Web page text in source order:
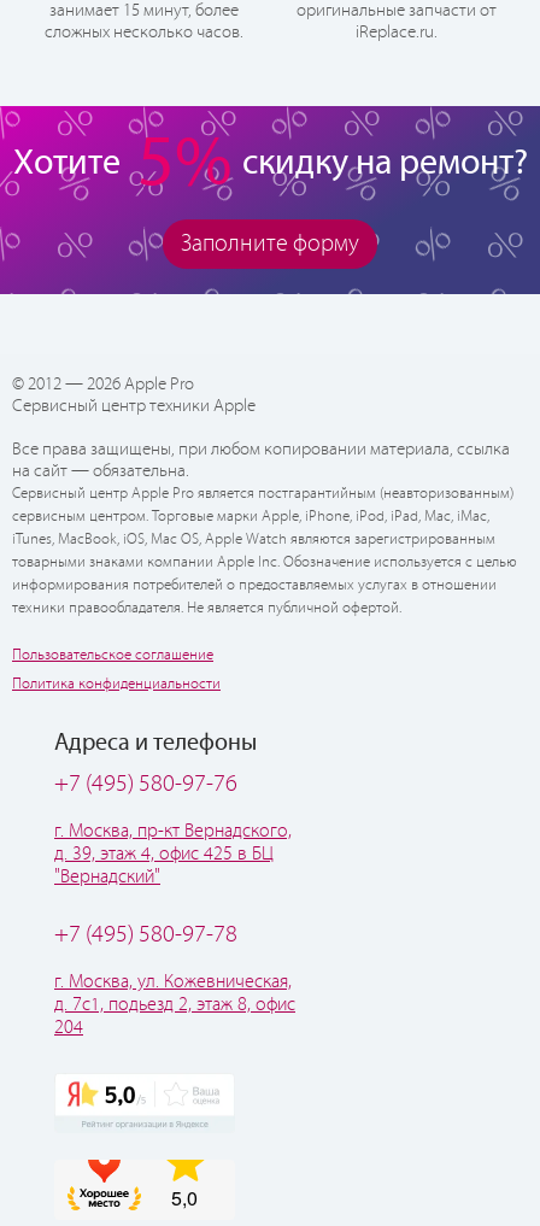
занимает 15 минут, более
сложных несколько часов.
оригинальные запчасти от
iReplace.ru.
Хотите 5% скидку на ремонт?
Заполните форму
© 2012 — 2026 Apple Pro
Сервисный центр техники Apple
Все права защищены, при любом копировании материала, ссылка
на сайт — обязательна.
Сервисный центр Apple Pro является постгарантийным (неавторизованным)
сервисным центром. Торговые марки Apple, iPhone, iPod, iPad, Mac, iMac,
iTunes, MacBook, iOS, Mac OS, Apple Watch являются зарегистрированным
товарными знаками компании Apple Inc. Обозначение используется с целью
информирования потребителей о предоставляемых услугах в отношении
техники правообладателя. Не является публичной офертой.
Пользовательское соглашение
Политика конфиденциальности
Адреса и телефоны
+7 (495) 580-97-76
г. Москва, пр-кт Вернадского,
д. 39, этаж 4, офис 425 в БЦ
"Вернадский"
+7 (495) 580-97-78
г. Москва, ул. Кожевническая,
д. 7с1, подьезд 2, этаж 8, офис
204